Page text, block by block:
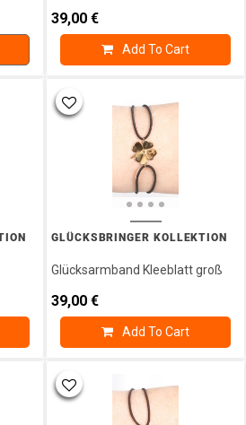
39,00 €
Add To Cart
GLÜCKSBRINGER KOLLEKTION
Glücksarmband Kleeblatt groß
39,00 €
Add To Cart